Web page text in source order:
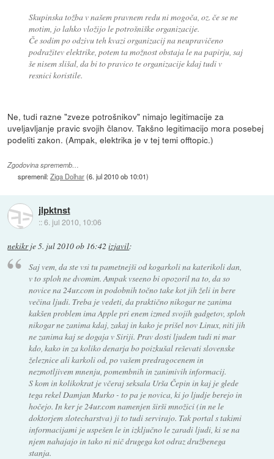
Skupinska tožba v našem pravnem redu ni mogoča, oz. če se ne
motim, jo lahko vložijo le potrošniške organizacije.
Če sodim po odzivu teh kvazi organizacij na neupravičeno
podražitev elektrike, potem ta možnost obstaja le na papirju, saj
še nisem slišal, da bi to pravico te organizacije kdaj tudi v
resnici koristile.
Ne, tudi razne "zveze potrošnikov" nimajo legitimacije za
uveljavljanje pravic svojih članov. Takšno legitimacijo mora posebej
podeliti zakon. (Ampak, elektrika je v tej temi offtopic.)
Zgodovina sprememb…
spremenil:Ziga Dolhar(6. jul 2010 ob 10:01)
jlpktnst
::6. jul 2010, 10:06
nekikrje5. jul 2010 ob 16:42 izjavil:
Saj vem, da ste vsi tu pametnejši od kogarkoli na katerikoli dan,
v to sploh ne dvomim. Ampak vseeno bi opozoril na to, da so
novice na 24ur.com in podobnih točno take kot jih želi in bere
večina ljudi. Treba je vedeti, da praktično nikogar ne zanima
kakšen problem ima Apple pri enem izmed svojih gadgetov, sploh
nikogar ne zanima kdaj, zakaj in kako je prišel nov Linux, niti jih
ne zanima kaj se dogaja v Siriji. Prav dosti ljudem tudi ni mar
kdo, kako in za koliko denarja bo poizkušal reševati slovenske
železnice ali karkoli od, po vašem predragocenem in
nezmotljivem mnenju, pomembnih in zanimivih informacij.
S kom in kolikokrat je včeraj seksala Urša Čepin in kaj je glede
tega rekel Damjan Murko - to pa je novica, ki jo ljudje berejo in
hočejo. In ker je 24ur.com namenjen širši množici (in ne le
doktorjem slotecharstva) ji to tudi servirajo. Tak portal s takimi
informacijami je uspešen le in izključno le zaradi ljudi, ki se na
njem nahajajo in tako ni nič drugega kot odraz družbenega
stanja.